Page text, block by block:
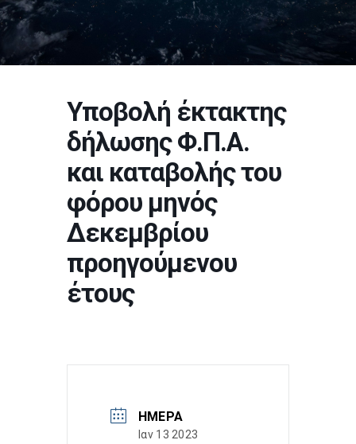
Υποβολή έκτακτης
δήλωσης Φ.Π.Α.
και καταβολής του
φόρου μηνός
Δεκεμβρίου
προηγούμενου
έτους
ΗΜΈΡΑ
Ιαν 13 2023